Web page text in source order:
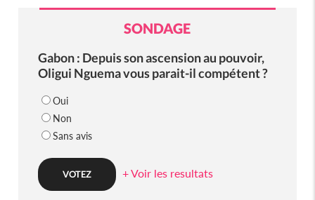
SONDAGE
Gabon : Depuis son ascension au pouvoir,
Oligui Nguema vous parait-il compétent ?
Oui
Non
Sans avis
+ Voir les resultats